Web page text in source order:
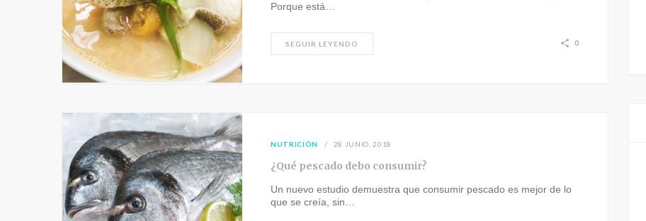
Porque está…
SEGUIR LEYENDO 0
NUTRICIÓN 28 JUNIO, 2018
¿Qué pescado debo consumir?
Un nuevo estudio demuestra que consumir pescado es mejor de lo
que se creía, sin…